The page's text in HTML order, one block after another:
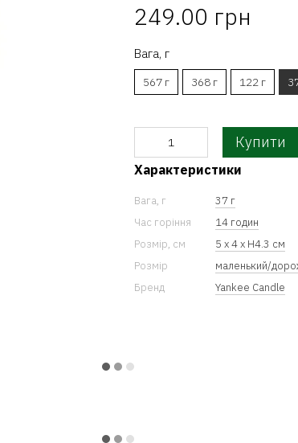
249.00 грн
Вага, г
567 г 368 г 122 г
Купити
Характеристики
Вага, г
37 г
Час горіння
14 годин
Розмір, см
5 x 4 x Н4.3 см
Розмір
маленький/
Бренд
Yankee Candle